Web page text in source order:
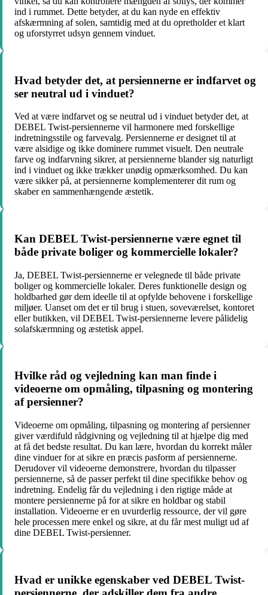
ind i rummet. Dette betyder, at du kan nyde en effektiv
afskærmning af solen, samtidig med at du opretholder et klart
og uforstyrret udsyn gennem vinduet.
Hvad betyder det, at persiennerne er indfarvet og
ser neutral ud i vinduet?
Ved at være indfarvet og se neutral ud i vinduet betyder det, at
DEBEL Twist-persiennerne vil harmonere med forskellige
indretningsstile og farvevalg. Persiennerne er designet til at
være alsidige og ikke dominere rummet visuelt. Den neutrale
farve og indfarvning sikrer, at persiennerne blander sig naturligt
ind i vinduet og ikke trækker unødig opmærksomhed. Du kan
være sikker på, at persiennerne komplementerer dit rum og
skaber en sammenhængende æstetik.
Kan DEBEL Twist-persiennerne være egnet til
både private boliger og kommercielle lokaler?
Ja, DEBEL Twist-persiennerne er velegnede til både private
boliger og kommercielle lokaler. Deres funktionelle design og
holdbarhed gør dem ideelle til at opfylde behovene i forskellige
miljøer. Uanset om det er til brug i stuen, soveværelset, kontoret
eller butikken, vil DEBEL Twist-persiennerne levere pålidelig
solafskærmning og æstetisk appel.
Hvilke råd og vejledning kan man finde i
videoerne om opmåling, tilpasning og montering
af persienner?
Videoerne om opmåling, tilpasning og montering af persienner
giver værdifuld rådgivning og vejledning til at hjælpe dig med
at få det bedste resultat. Du kan lære, hvordan du korrekt måler
dine vinduer for at sikre en præcis pasform af persiennerne.
Derudover vil videoerne demonstrere, hvordan du tilpasser
persiennerne, så de passer perfekt til dine specifikke behov og
indretning. Endelig får du vejledning i den rigtige måde at
montere persiennerne på for at sikre en holdbar og stabil
installation. Videoerne er en uvurderlig ressource, der vil gøre
hele processen mere enkel og sikre, at du får mest muligt ud af
dine DEBEL Twist-persienner.
Hvad er unikke egenskaber ved DEBEL Twist-